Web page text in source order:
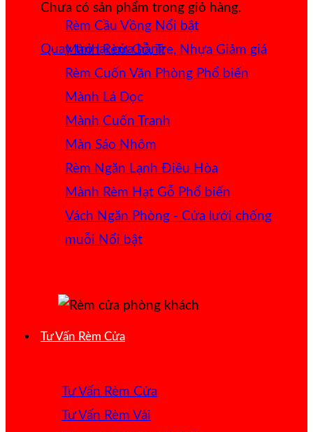
Chưa có sản phẩm trong giỏ hàng.
Quay trở lại cửa hàng
Rèm Cầu Vồng
Mành Rèm Gỗ, Tre, Nhựa
Rèm Cuốn Văn Phòng
Mành Lá Dọc
Mành Cuốn Tranh
Màn Sáo Nhôm
Rèm Ngăn Lạnh Điều Hòa
Mành Rèm Hạt Gỗ
Vách Ngăn Phòng - Cửa lưới chống
muỗi
Tư Vấn Rèm Cửa
Tư Vấn Rèm Cửa
Tư Vấn Rèm Vải